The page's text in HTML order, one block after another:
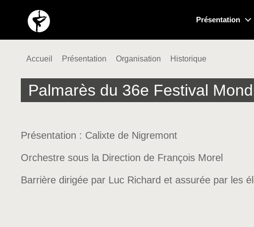
Présentation
Accueil Présentation Organisation Historique
Palmarès du 36e Festival
Présentation : Calixte de Nigremont
Orchestre sous la Direction de François Morel
Barrière dirigée par Luc Richard et assurée par les